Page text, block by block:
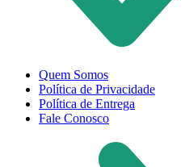
Quem Somos
Política de Privacidade
Política de Entrega
Fale Conosco